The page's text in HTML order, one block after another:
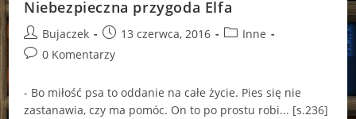
Niebezpieczna przygoda Elfa
Post
author:
Bujaczek
Post
published:
13 czerwca, 2016
PostInne
Post0 Komentarzy
- Bo miłość psa to oddanie na całe życie. Pies się nie
zastanawia, czy ma pomóc. On to po prostu robi... [s.236]